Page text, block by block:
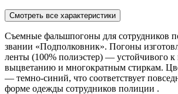
Смотреть все характеристики
Съемные фальшпогоны для сотрудников
звании «Подполковник». Погоны
ленты (100% полиэстер) — устойчивого к
выцветанию и многократным стиркам.
— темно-синий, что соответствует
форме одежды сотрудников полиции .